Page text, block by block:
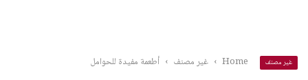
غير مصنف Home
› غير مصنف › أطعمة مفيدة للحوامل